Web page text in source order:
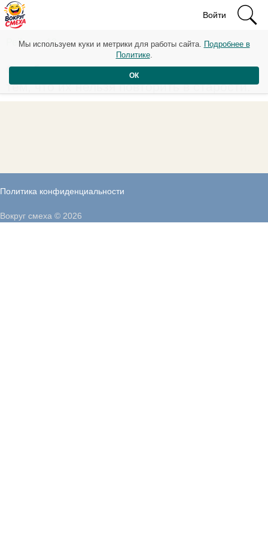
Войти
Рейтинг: 13
Ошибки молодости иногда плохи только
тем, что их нельзя повторить в старости.
Политика конфиденциальности
Мы используем куки и метрики для работы сайта. Подробнее в
Политике.
ОК
Вокруг смеха © 2026